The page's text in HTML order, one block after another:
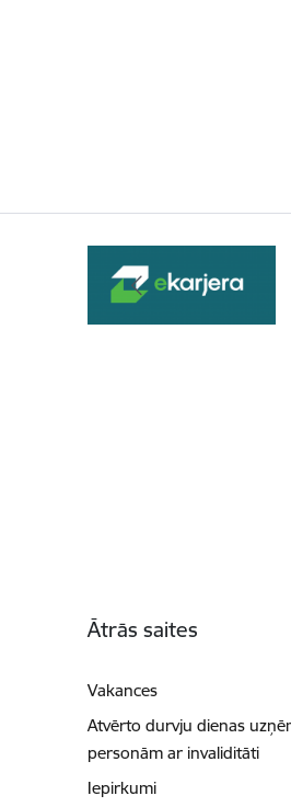
Ātrās saites
Vakances
Atvērto durvju dienas
personām ar invaliditāti
Iepirkumi